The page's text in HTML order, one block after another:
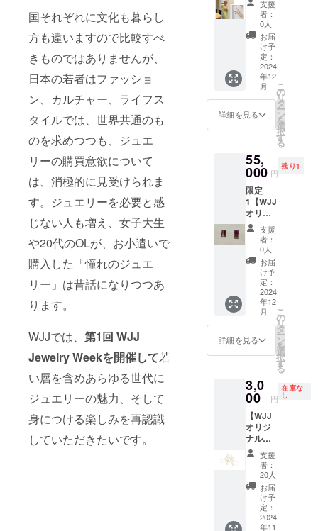
国それぞれに文化も暮らし
方も違いますので比較すべ
きものではありませんが、
日本の若者はファッショ
ン、カルチャー、ライフス
タイルでは、世界共通のも
のを求めつつも、ジュエ
リーの購買意欲について
は、消極的に見受けられま
す。ジュエリーを必要と感
じない人も増え、女子大生
や20代のOLが、お小遣いで
購入した「憧れのジュエ
リー」は昔話になりつつあ
ります。
WJJでは、 第1回 WJJ
Jewelry Weekを開催して若
い層を含めあらゆる世代に
ジュエリーの魅力、そして
身につける楽しみを再認識
していただきたいです。
ルコー
ディ
ネー
ター)の
お持ち
のジュ
エリー
の楽し
み方、
洋服と
された
ジュエ
リーの
付け方
レッス
ン+バレ
ンタイ
ンテー
ブル
コー
ディ
ネート
ご招
待、お
茶菓子
お土産
付】ご
詳細ご
連絡致
しま
す。現
地まで
の交通
費は自
己負担
でお願
いしま
す。
スト
カード
による
お礼の
メッ
セー
ジ】＋
【2025
年1月24
日
(金)13-
17時、
マダム
ミルタ
(在住30
年ジュ
エ
リー・
テーブ
ルコー
ディ
ネー
ター)の
お持ち
のジュ
エリー
の楽し
み方、
洋服と
された
ジュエ
リーの
付け方
レッス
ン+バレ
ンタイ
ンテー
ブル
コー
ディ
ネート
ご招
支援
者：
0人
お届
け予
定：
2024
年12
月
詳細を見る
こ
の
リ
タ
ー
ン
を
選
択
す
る
55,
000 円
残り1
限定
1【WJJ
オリジ
ナルポ
スト
カード
でお礼
のメッ
セー
ジ】+
【カ
ラース
トーン
パー
ティカ
ラート
ン 2
ピー
ス
5×8.9ミ
リ
6.3×8ミ
リ・
トータ
4.64ct
支援
者：
0人
お届
け予
定：
2024
年12
月
詳細を見る
こ
の
リ
タ
ー
ン
を
選
択
す
る
3,0
00 円
在庫な
し
【WJJ
オリジ
ナルポ
スト
カード
でお礼
のメッ
セー
ジ】＋
【11月9
支援
者：
20人
お届
け予
定：
2024
年11